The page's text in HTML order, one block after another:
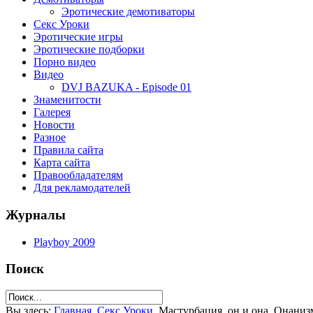
Эротические демотиваторы
Секс Уроки
Эротические игры
Эротические подборки
Порно видео
Видео
DVJ BAZUKA - Episode 01
Знаменитости
Галерея
Новости
Разное
Правила сайта
Карта сайта
Правообладателям
Для рекламодателей
Журналы
Playboy 2009
Поиск
Вы здесь: Главная Секс Уроки Мастурбация, он и она.